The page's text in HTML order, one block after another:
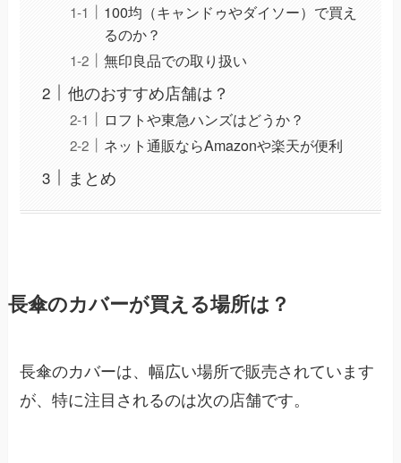
100均（キャンドゥやダイソー）で買え
るのか？
無印良品での取り扱い
他のおすすめ店舗は？
ロフトや東急ハンズはどうか？
ネット通販ならAmazonや楽天が便利
まとめ
長傘のカバーが買える場所は？
長傘のカバーは、幅広い場所で販売されています
が、特に注目されるのは次の店舗です。